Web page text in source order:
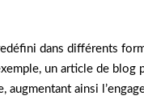
dans différents
un article de blog
ainsi